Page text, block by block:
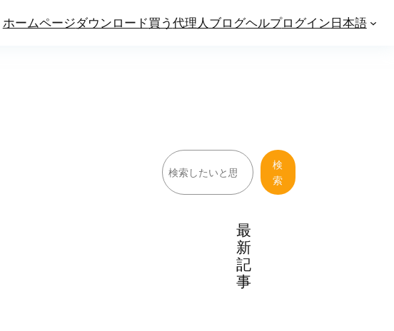
ホームページダウンロード買う 代理人 ブログヘルプログイン日本語
検
索
検
索
最
新
記
事